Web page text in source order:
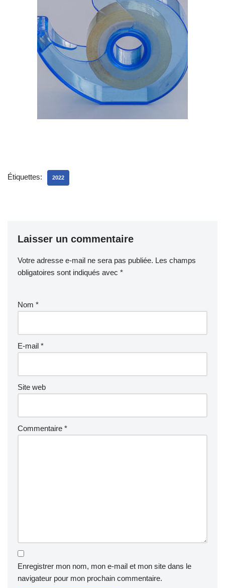
Étiquettes: 2022
Laisser un commentaire
Votre adresse e-mail ne sera pas publiée. Les champs
obligatoires sont indiqués avec *
Nom *
E-mail *
Site web
Commentaire *
Enregistrer mon nom, mon e-mail et mon site dans le
navigateur pour mon prochain commentaire.